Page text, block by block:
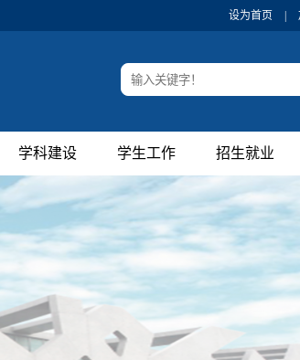
设为首页
学科建设 学生工作 招生就业